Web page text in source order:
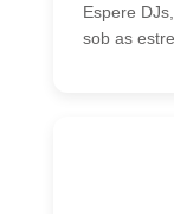
Espere
sob as